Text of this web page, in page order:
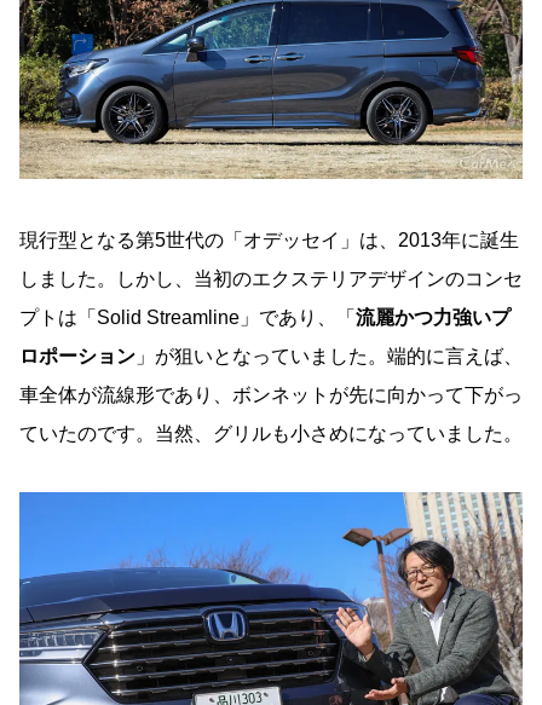
現行型となる第5世代の「オデッセイ」は、2013年に誕生
しました。しかし、当初のエクステリアデザインのコンセ
プトは「Solid Streamline」であり、「 流麗かつ力強いプ
ロポーション 」が狙いとなっていました。端的に言えば、
車全体が流線形であり、ボンネットが先に向かって下がっ
ていたのです。当然、グリルも小さめになっていました。